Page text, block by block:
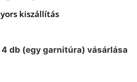
kiszállítás
db (egy garnitúra) vásárlása